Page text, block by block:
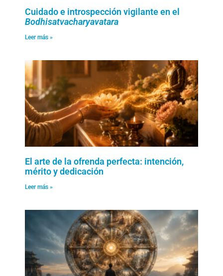
Cuidado e introspección vigilante en el
Bodhisatvacharyavatara
Leer más »
El arte de la ofrenda perfecta: intención,
mérito y dedicación
Leer más »